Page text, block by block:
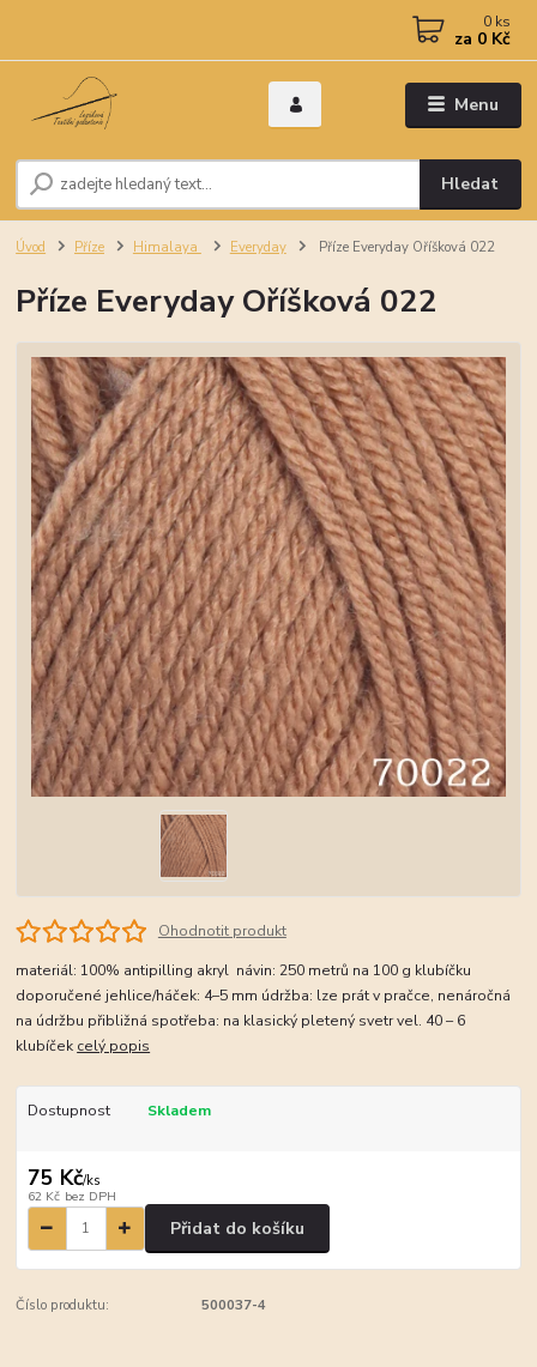
Menu
Hledat
0 ks
za 0 Kč
Úvod Příze Himalaya Everyday Příze Everyday Oříšková 022
Příze Everyday Oříšková 022
Ohodnotit produkt
materiál: 100% antipilling akryl návin: 250 metrů na 100 g klubíčku
doporučené jehlice/háček: 4–5 mm údržba: lze prát v pračce, nenáročná
na údržbu přibližná spotřeba: na klasický pletený svetr vel. 40 – 6
klubíček celý popis
Dostupnost Skladem
75 Kč/ks
62 Kč bez DPH
Přidat do košíku
Číslo produktu: 500037-4